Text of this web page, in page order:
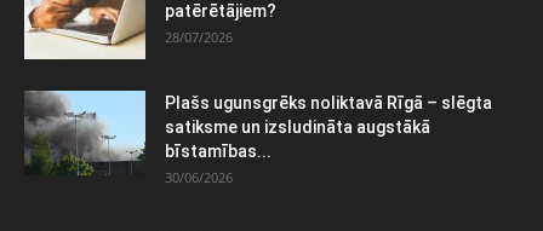
patērētājiem?
28/07/2026
Plašs ugunsgrēks noliktavā Rīgā – slēgta
satiksme un izsludināta augstākā
bīstamības...
30/06/2026